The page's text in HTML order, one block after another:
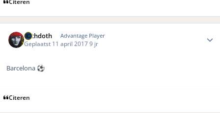
bethdoth Advantage Player
Geplaatst 11 april 20179 jr
Barcelona ⚽
Citeren